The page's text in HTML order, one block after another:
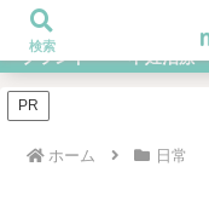
ブランド 不妊治療
PR
ホーム 日常
検索